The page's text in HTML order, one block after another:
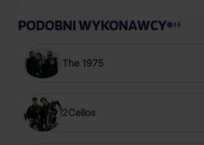
PODOBNI WYKONAWCY
The 1975
2Cellos